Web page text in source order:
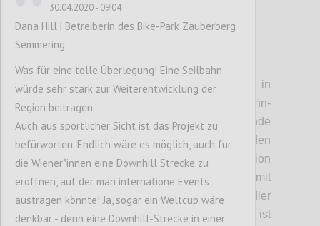
P4
• Stationen:Die Einstiegstelle in
Heiligenstadt soll direkt auf die U-Bahn-
Station aufgesetzt werden. Entsprechende
Gespräche mit den Wiener Linien wurden
bereits begonnen. In Jedlesee soll die Station
zu einem kleinen Freizeitzentrum mit
Gastronomieangebot und Service für Radler
ausgebaut werden. Auf dem Kahlenberg ist
30.04.2020 - 09:04
Dana Hill | Betreiberin des Bike-Park Zauberberg
Semmering
Was für eine tolle Überlegung! Eine Seilbahn
würde sehr stark zur Weiterentwicklung der
Region beitragen.
Auch aus sportlicher Sicht ist das Projekt zu
befürworten. Endlich wäre es möglich, auch für
die Wiener*innen eine Downhill Strecke zu
eröffnen, auf der man internatione Events
austragen könnte! Ja, sogar ein Weltcup wäre
denkbar - denn eine Downhill-Strecke in einer